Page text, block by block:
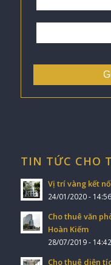
TIN TỨC CHO
Vị trí vàng kết
24/01/2020 - 14:56
Cho thuê văn
Hoàn Kiếm
28/07/2019 - 14:42
Cho thuê diện